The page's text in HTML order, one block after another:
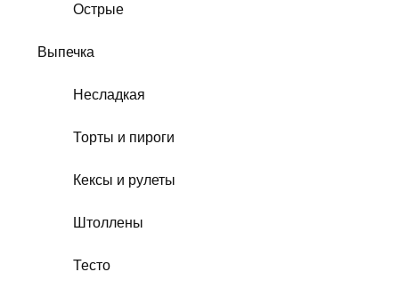
Острые
Выпечка
Несладкая
Торты и пироги
Кексы и рулеты
Штоллены
Тесто